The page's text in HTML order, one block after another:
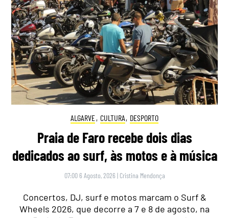
ALGARVE, CULTURA, DESPORTO
Praia de Faro recebe dois dias
dedicados ao surf, às motos e à música
07:00 6 Agosto, 2026 | Cristina Mendonça
Concertos, DJ, surf e motos marcam o Surf &
Wheels 2026, que decorre a 7 e 8 de agosto, na